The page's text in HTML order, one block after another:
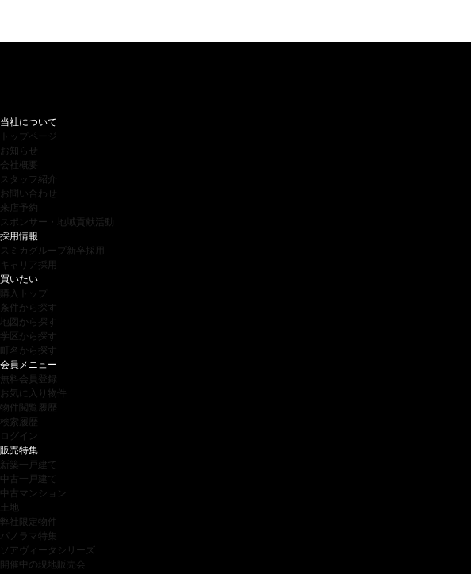
当社について
トップページ
お知らせ
会社概要
スタッフ紹介
お問い合わせ
来店予約
スポンサー・地域貢献活動
採用情報
スミカグループ新卒採用
キャリア採用
買いたい
購入トップ
条件から探す
地図から探す
学区から探す
町名から探す
会員メニュー
無料会員登録
お気に入り物件
物件閲覧履歴
検索履歴
ログイン
販売特集
新築一戸建て
中古一戸建て
中古マンション
土地
弊社限定物件
パノラマ特集
ソアヴィータシリーズ
開催中の現地販売会